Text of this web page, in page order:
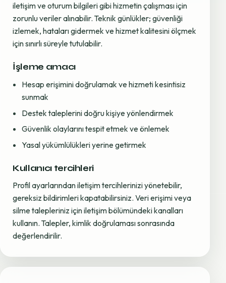
iletişim ve oturum bilgileri gibi hizmetin çalışması için
zorunlu veriler alınabilir. Teknik günlükler; güvenliği
izlemek, hataları gidermek ve hizmet kalitesini ölçmek
için sınırlı süreyle tutulabilir.
İşleme amacı
Hesap erişimini doğrulamak ve hizmeti kesintisiz
sunmak
Destek taleplerini doğru kişiye yönlendirmek
Güvenlik olaylarını tespit etmek ve önlemek
Yasal yükümlülükleri yerine getirmek
Kullanıcı tercihleri
Profil ayarlarından iletişim tercihlerinizi yönetebilir,
gereksiz bildirimleri kapatabilirsiniz. Veri erişimi veya
silme talepleriniz için iletişim bölümündeki kanalları
kullanın. Talepler, kimlik doğrulaması sonrasında
değerlendirilir.